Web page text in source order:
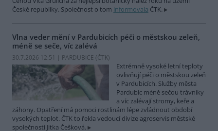
České republiky. Společnost o tom informovala ČTK.
Vlna veder mění v Pardubicích péči o městskou zeleň,
méně se seče, víc zalévá
30.7.2026 12:51 | PARDUBICE (ČTK)
Extrémně vysoké letní teploty
ovlivňují péči o městskou zeleň
v Pardubicích. Služby města
Pardubic méně sečou trávníky
a víc zalévají stromy, keře a
záhony. Opatření má pomoci rostlinám lépe zvládnout období
vysokých teplot. ČTK to řekla vedoucí divize agroservis městské
společnosti Jitka Češková.